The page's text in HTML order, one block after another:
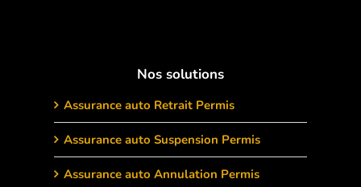
Nos solutions
Assurance auto Retrait Permis
Assurance auto Suspension Permis
Assurance auto Annulation Permis